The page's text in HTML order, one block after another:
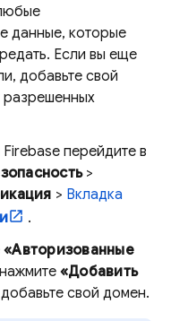
данные, которые
Если вы еще
добавьте свой
Firebase перейдите в
>
> Вкладка
.
«Авторизованные
«Добавить
свой домен.